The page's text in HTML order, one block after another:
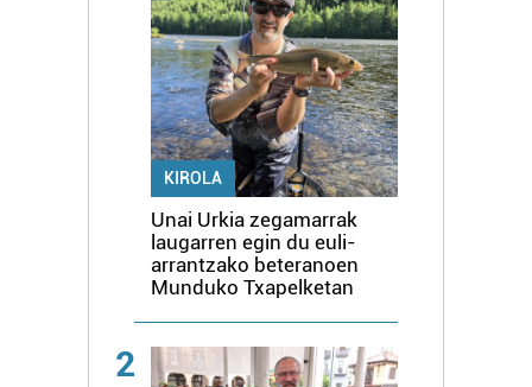
KIROLA
Unai Urkia zegamarrak
laugarren egin du euli-
arrantzako beteranoen
Munduko Txapelketan
2